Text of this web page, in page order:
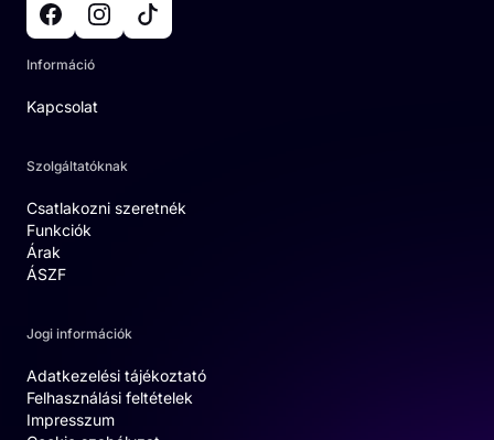
Információ
Kapcsolat
Szolgáltatóknak
Csatlakozni szeretnék
Funkciók
Árak
ÁSZF
Jogi információk
Adatkezelési tájékoztató
Felhasználási feltételek
Impresszum